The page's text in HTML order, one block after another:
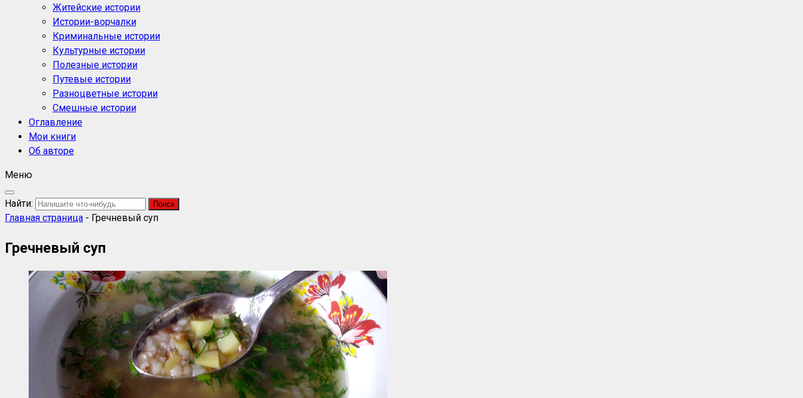
Житейские истории
Истории-ворчалки
Криминальные истории
Культурные истории
Полезные истории
Путевые истории
Разноцветные истории
Смешные истории
Оглавление
Мои книги
Об авторе
Меню
Найти:
Главная страница - Гречневый суп
Гречневый суп